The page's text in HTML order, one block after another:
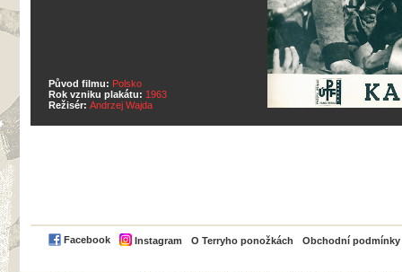
Původ filmu: Polsko
Rok vzniku plakátu: 1963
Režisér: Andrzej Wajda
Facebook Instagram O Terryho ponožkách Obchodní podmínky
PayPal